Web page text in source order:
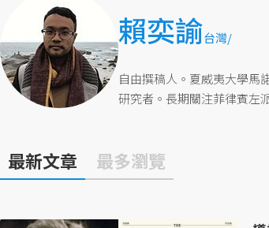
賴奕諭台灣/
自由撰稿人。夏威夷大學馬
研究者。長期關注菲律賓左
最新文章 最多瀏覽